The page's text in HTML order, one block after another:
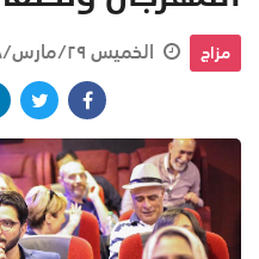
مزاج الخميس ٢٩/مارس/٢٠١٨ ٢٠:٣٣ م